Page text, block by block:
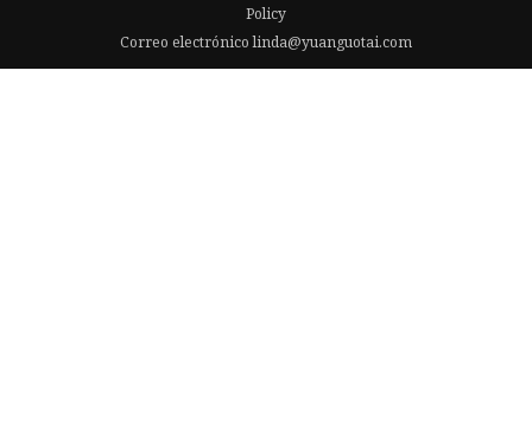
Policy
Correo electrónicolinda@yuanguotai.com